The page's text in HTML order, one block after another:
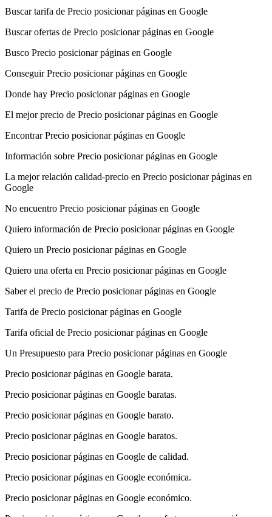
Buscar tarifa de Precio posicionar páginas en Google
Buscar ofertas de Precio posicionar páginas en Google
Busco Precio posicionar páginas en Google
Conseguir Precio posicionar páginas en Google
Donde hay Precio posicionar páginas en Google
El mejor precio de Precio posicionar páginas en Google
Encontrar Precio posicionar páginas en Google
Información sobre Precio posicionar páginas en Google
La mejor relación calidad-precio en Precio posicionar páginas en
Google
No encuentro Precio posicionar páginas en Google
Quiero información de Precio posicionar páginas en Google
Quiero un Precio posicionar páginas en Google
Quiero una oferta en Precio posicionar páginas en Google
Saber el precio de Precio posicionar páginas en Google
Tarifa de Precio posicionar páginas en Google
Tarifa oficial de Precio posicionar páginas en Google
Un Presupuesto para Precio posicionar páginas en Google
Precio posicionar páginas en Google barata.
Precio posicionar páginas en Google baratas.
Precio posicionar páginas en Google barato.
Precio posicionar páginas en Google baratos.
Precio posicionar páginas en Google de calidad.
Precio posicionar páginas en Google económica.
Precio posicionar páginas en Google económico.